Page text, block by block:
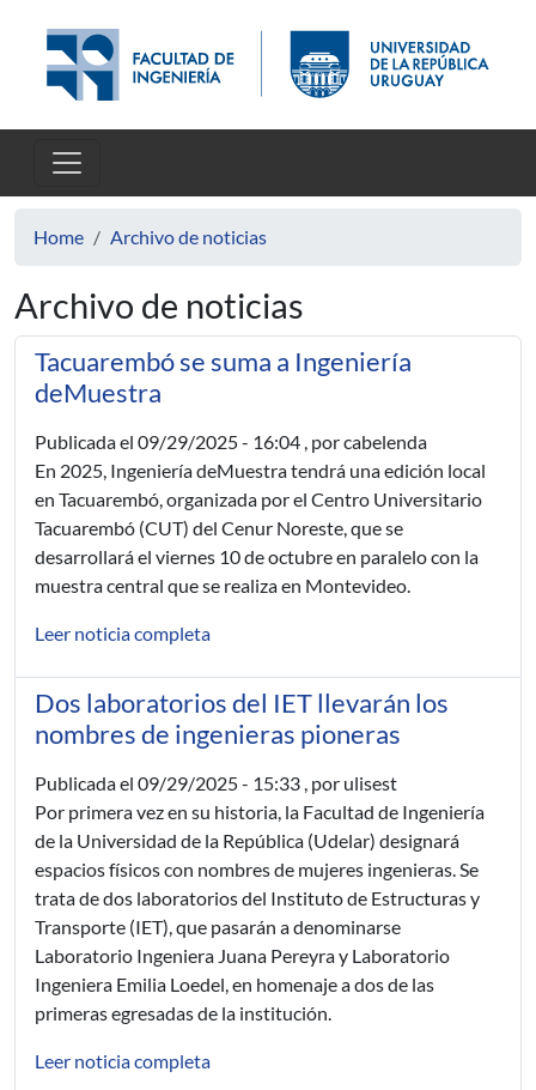
Home Archivo de noticias
Archivo de noticias
Tacuarembó se suma a Ingeniería
deMuestra
Publicada el 09/29/2025 - 16:04 , por cabelenda
En 2025, Ingeniería deMuestra tendrá una edición local
en Tacuarembó, organizada por el Centro Universitario
Tacuarembó (CUT) del Cenur Noreste, que se
desarrollará el viernes 10 de octubre en paralelo con la
muestra central que se realiza en Montevideo.
Leer noticia completa
Dos laboratorios del IET llevarán los
nombres de ingenieras pioneras
Publicada el 09/29/2025 - 15:33 , por ulisest
Por primera vez en su historia, la Facultad de Ingeniería
de la Universidad de la República (Udelar) designará
espacios físicos con nombres de mujeres ingenieras. Se
trata de dos laboratorios del Instituto de Estructuras y
Transporte (IET), que pasarán a denominarse
Laboratorio Ingeniera Juana Pereyra y Laboratorio
Ingeniera Emilia Loedel, en homenaje a dos de las
primeras egresadas de la institución.
Leer noticia completa